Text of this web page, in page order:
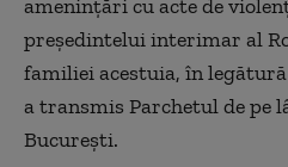
ameninţări cu acte de
preşedintelui interimar al
familiei acestuia, în
a transmis Parchetul de pe
Bucureşti.